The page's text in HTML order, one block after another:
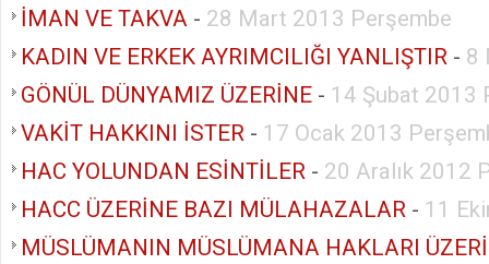
İMAN VE TAKVA - 28 Mart 2013 Perşembe
KADIN VE ERKEK AYRIMCILIĞI YANLIŞTIR - 8
GÖNÜL DÜNYAMIZ ÜZERİNE - 14 Şubat 2013
VAKİT HAKKINI İSTER - 17 Ocak 2013
HAC YOLUNDAN ESİNTİLER - 20 Aralık 2012
HACC ÜZERİNE BAZI MÜLAHAZALAR - 11
MÜSLÜMANIN MÜSLÜMANA HAKLARI